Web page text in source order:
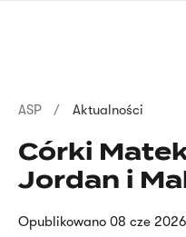
Ścieżka
nawigacyjna
ASP Aktualności
Córki
Jordan i
Opublikowano 08 cze 2026